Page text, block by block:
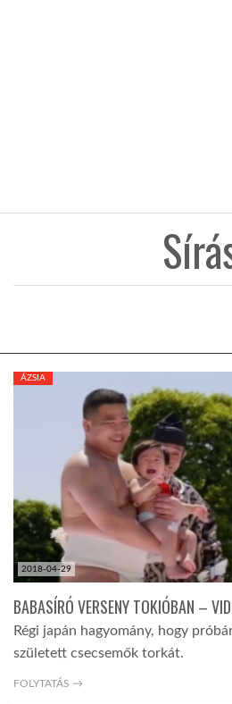
HÍR3D
TROPICALMAGAZIN
GLOBOTV
AFRIKA TUDÁSTÁR
A NAP SZÉPE
LINKTR.EE
2018-04-29
ÁZSIA
BABASÍRÓ VERSENY TOKIÓBAN –
Régi japán hagyomány, hogy
született csecsemők torkát.
FOLYTATÁS →